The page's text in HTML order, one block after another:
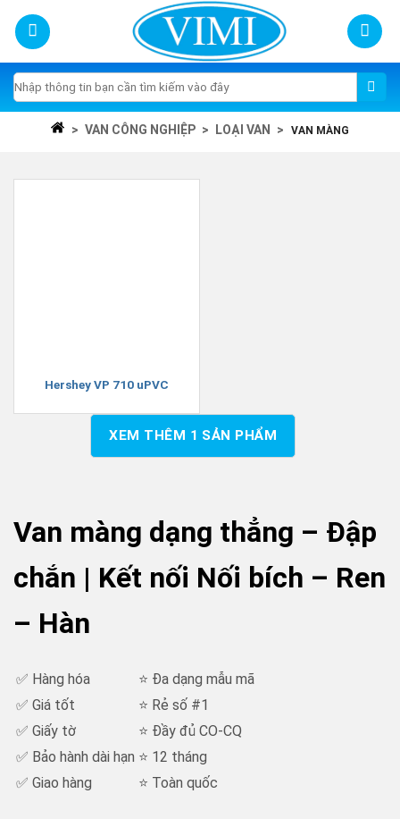
content
Tìm
kiếm:
> VAN CÔNG NGHIỆP > LOẠI VAN > VAN MÀNG
Hershey VP 710 uPVC
XEM THÊM 1 SẢN PHẨM
Van màng dạng thẳng – Đập
chắn | Kết nối Nối bích – Ren
– Hàn
✅ Hàng hóa
⭐ Đa dạng mẫu mã
✅ Giá tốt
⭐ Rẻ số #1
✅ Giấy tờ
⭐ Đầy đủ CO-CQ
✅ Bảo hành dài hạn ⭐ 12 tháng
✅ Giao hàng
⭐ Toàn quốc